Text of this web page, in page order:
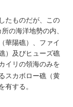
たものだが、この
所の海洋地勢の内、
華陽礁）、ファイ
）及びヒューズ礁
イリの領海のみを
スカボロー礁（黄
有する。